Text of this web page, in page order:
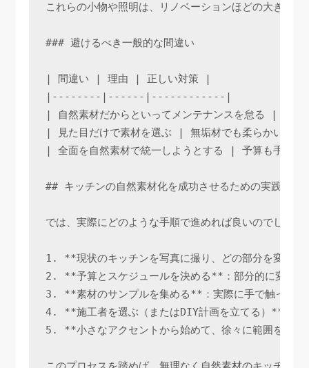
これらの小物や照明は、リノベーションほどの大きな
### 避けるべき一般的な間違い
| 間違い | 理由 | 正しい対策 |
|--------|------|------------|
| 自然素材だからといってメンテナンスを怠る | 特
| 見た目だけで素材を選ぶ | 無垢材でも柔らかい種
| 全面を自然素材で統一しようとする | 予算も手間
## キッチンの自然素材化を成功させるための実践ステ
では、実際にどのような手順で進めれば良いのでしょ
1. **現状のキッチンを写真に撮り、どの部分を変えた
2. **予算とスケジュールを決める**：部分的に変える
3. **素材のサンプルを集める**：実際に手で触ってみ
4. **施工者を選ぶ（またはDIY計画を立てる）**：無
5. **小さなアクセントから始めて、徐々に範囲を広げ